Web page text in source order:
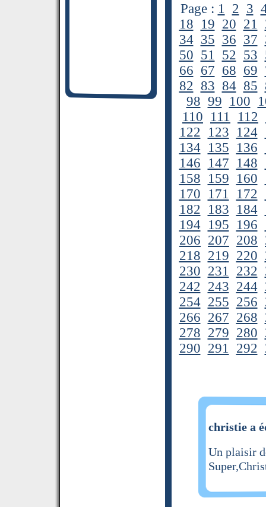
Page : 1 2 3
18 19 20 21
34 35 36 37
50 51 52 53
66 67 68 69
82 83 84 85
98 99 100
110 111 112
122 123 124
134 135 136
146 147 148
158 159 160
170 171 172
182 183 184
194 195 196
206 207 208
218 219 220
230 231 232
242 243 244
254 255 256
266 267 268
278 279 280
290 291 292
christie a
Un plaisir